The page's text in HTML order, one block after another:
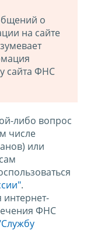
о
на сайте
сайта ФНС
либо вопрос
числе
или
.
ФНС